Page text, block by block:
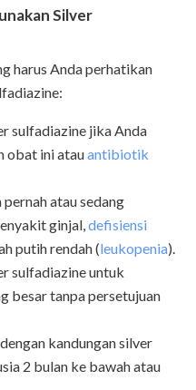
Silver
harus Anda perhatikan
sulfadiazine jika Anda
obat ini atauantibiotik
atau sedang
ginjal,defisiensi
putih rendah (leukopenia).
sulfadiazine untuk
besar tanpa persetujuan
kandungan silver
2 bulan ke bawah atau